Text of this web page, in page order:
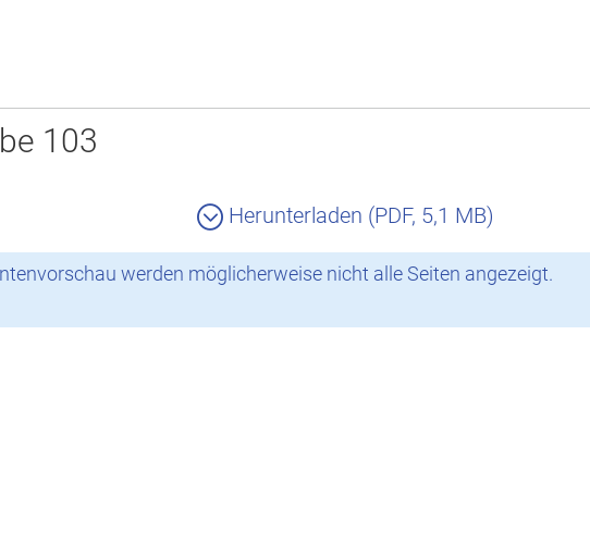
103
Herunterladen (PDF, 5,1 MB)
werden möglicherweise nicht alle Seiten angezeigt.